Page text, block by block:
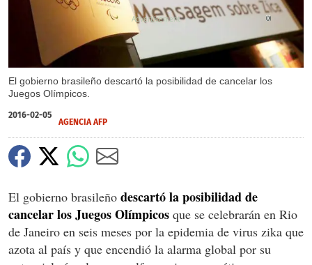
El gobierno brasileño descartó la posibilidad de cancelar los
Juegos Olímpicos.
X
2016-02-05
AGENCIA AFP
El gobierno brasileño descartó la posibilidad de
cancelar los Juegos Olímpicos que se celebrarán en Rio
de Janeiro en seis meses por la epidemia de virus zika que
azota al país y que encendió la alarma global por su